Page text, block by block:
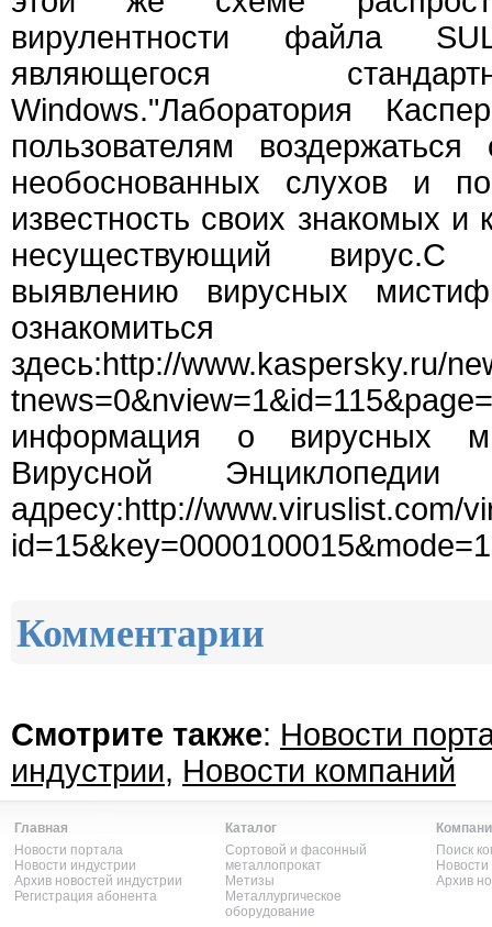
вирулентности файла
являющегося
Windows."Лаборатория
пользователям воздержаться
необоснованных слухов и
известность своих знакомых и
несуществующий вирус.С
выявлению вирусных
ознакомиться
здесь:http://www.kaspersky.ru/
информация о вирусных
Вирусной
адресу:http://www.viruslist.com/
id=15&key=0000100015&mode=1
Комментарии
Смотрите также: Новости
индустрии, Новости компаний
Главная
Новости портала
Новости индустрии
Архив новостей индустрии
Регистрация абонента
Каталог
Сортовой и фасонный
металлопрокат
Метизы
Металлургическое
оборудование
Поиск
Архив